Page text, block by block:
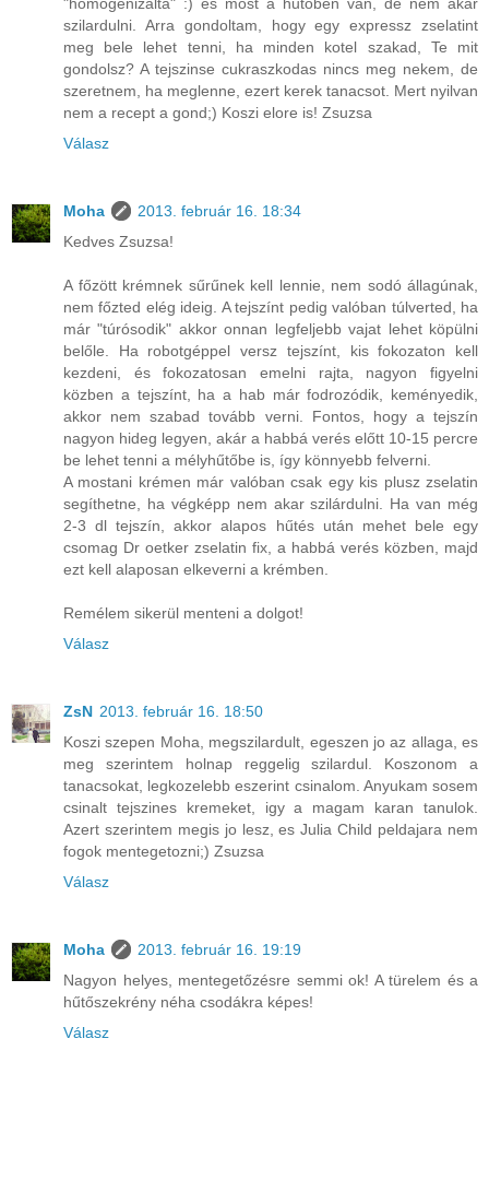
szilardulni. Arra gondoltam, hogy egy expressz zselatint
meg bele lehet tenni, ha minden kotel szakad, Te mit
gondolsz? A tejszinse cukraszkodas nincs meg nekem, de
szeretnem, ha meglenne, ezert kerek tanacsot. Mert nyilvan
nem a recept a gond;) Koszi elore is! Zsuzsa
Válasz
Moha
2013. február 16. 18:34
Kedves Zsuzsa!
A főzött krémnek sűrűnek kell lennie, nem sodó állagúnak,
nem főzted elég ideig. A tejszínt pedig valóban túlverted, ha
már "túrósodik" akkor onnan legfeljebb vajat lehet köpülni
belőle. Ha robotgéppel versz tejszínt, kis fokozaton kell
kezdeni, és fokozatosan emelni rajta, nagyon figyelni
közben a tejszínt, ha a hab már fodrozódik, keményedik,
akkor nem szabad tovább verni. Fontos, hogy a tejszín
nagyon hideg legyen, akár a habbá verés előtt 10-15 percre
be lehet tenni a mélyhűtőbe is, így könnyebb felverni.
A mostani krémen már valóban csak egy kis plusz zselatin
segíthetne, ha végképp nem akar szilárdulni. Ha van még
2-3 dl tejszín, akkor alapos hűtés után mehet bele egy
csomag Dr oetker zselatin fix, a habbá verés közben, majd
ezt kell alaposan elkeverni a krémben.
Remélem sikerül menteni a dolgot!
Válasz
ZsN 2013. február 16. 18:50
Koszi szepen Moha, megszilardult, egeszen jo az allaga, es
meg szerintem holnap reggelig szilardul. Koszonom a
tanacsokat, legkozelebb eszerint csinalom. Anyukam sosem
csinalt tejszines kremeket, igy a magam karan tanulok.
Azert szerintem megis jo lesz, es Julia Child peldajara nem
fogok mentegetozni;) Zsuzsa
Válasz
Moha
2013. február 16. 19:19
Nagyon helyes, mentegetőzésre semmi ok! A türelem és a
hűtőszekrény néha csodákra képes!
Válasz